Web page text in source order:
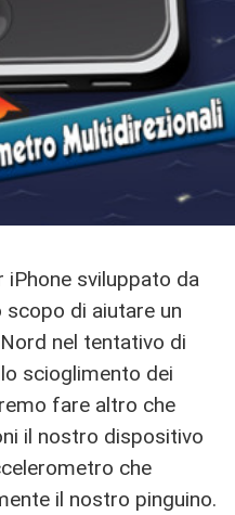
iPhone sviluppato da
scopo di aiutare un
nel tentativo di
scioglimento dei
fare altro che
il nostro dispositivo
che
il nostro pinguino.